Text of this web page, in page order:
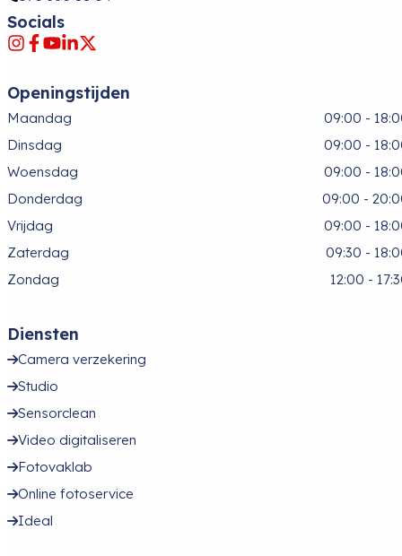
Socials
Openingstijden
Maandag
09:00 -
Dinsdag
09:00 -
Woensdag
09:00 -
Donderdag
09:00 -
Vrijdag
09:00 -
Zaterdag
09:30 -
Zondag
12:00 -
Diensten
Camera verzekering
Studio
Sensorclean
Video digitaliseren
Fotovaklab
Online fotoservice
Ideal